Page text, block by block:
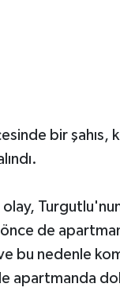
bir
de
bu nedenle
apartmanda